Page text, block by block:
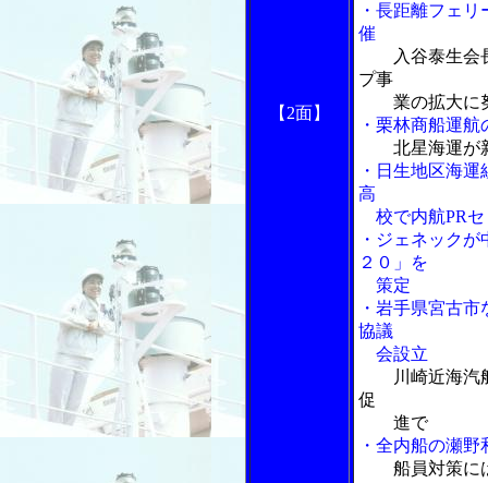
【2面】
・長距離フェ
催
入谷泰生会
プ事
業の拡大に
・栗林商船運
北星海運が
・日生地区海
高
校で内航PRセ
・ジェネック
２０」を
策定
・岩手県宮古
協議
会設立
川崎近海汽
促
進で
・全内船の瀬
船員対策に